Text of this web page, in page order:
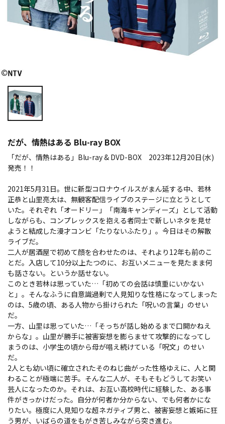
だが、情熱はある Blu-ray BOX
「だが、情熱はある」Blu-ray & DVD-BOX 2023年12月20日(水)
発売！！
2021年5月31日。世に新型コロナウイルスがまん延する中、若林
正恭と山里亮太は、無観客配信ライブのステージに立とうとして
いた。それぞれ「オードリー」「南海キャンディーズ」として活動
しながらも、コンプレックスを抱える者同士で新しいネタを見せ
ようと結成した漫才コンビ「たりないふたり」。今日はその解散
ライブだ。
二人が居酒屋で初めて顔を合わせたのは、それより12年も前のこ
とだ。入店して10分以上たつのに、お互いメニューを見たまま何
も話さない。というか話せない。
このとき若林は思っていた…「初めての会話は慎重にいかない
と」。そんなふうに自意識過剰で人見知りな性格になってしまった
のは、5歳の頃、ある人物から掛けられた「呪いの言葉」のせい
だ。
一方、山里は思っていた…「そっちが話し始めるまで口開かねえ
からな」。山里が勝手に被害妄想を膨らませて攻撃的になってし
まうのは、小学生の頃から母が唱え続けている「呪文」のせい
だ。
2人とも幼い頃に確立されたそのねじ曲がった性格ゆえに、人と関
わることが極端に苦手。そんな二人が、そもそもどうしてお笑い
芸人になったのか。それは、お互い高校時代に経験した、ある事
件がきっかけだった。自分が何者か分からない、でも何者かにな
りたい。極度に人見知りな超ネガティブ男と、被害妄想と嫉妬に狂
う男が、いばらの道をもがき苦しみながら突き進む。